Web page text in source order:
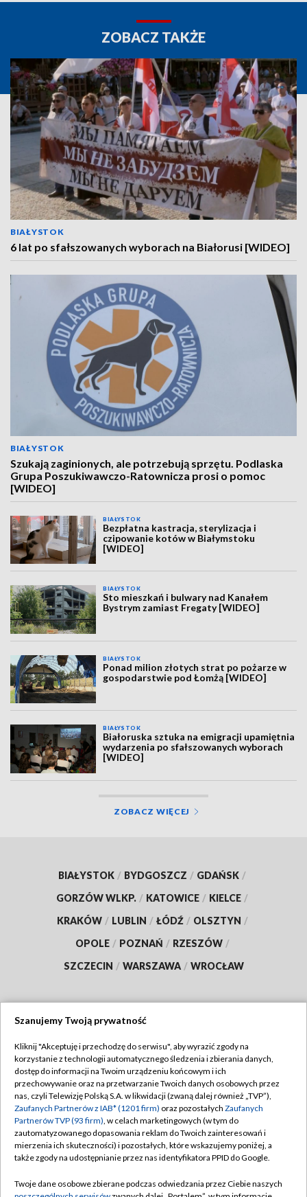
ZOBACZ TAKŻE
BIAŁYSTOK
6 lat po sfałszowanych wyborach na Białorusi [WIDEO]
BIAŁYSTOK
Szukają zaginionych, ale potrzebują sprzętu. Podlaska
Grupa Poszukiwawczo-Ratownicza prosi o pomoc
[WIDEO]
BIAŁYSTOK
Bezpłatna kastracja, sterylizacja i
czipowanie kotów w Białymstoku
[WIDEO]
BIAŁYSTOK
Sto mieszkań i bulwary nad Kanałem
Bystrym zamiast Fregaty [WIDEO]
BIAŁYSTOK
Ponad milion złotych strat po pożarze w
gospodarstwie pod Łomżą [WIDEO]
BIAŁYSTOK
Białoruska sztuka na emigracji upamiętnia
wydarzenia po sfałszowanych wyborach
[WIDEO]
ZOBACZ WIĘCEJ
BIAŁYSTOK / BYDGOSZCZ / GDAŃSK /
GORZÓW WLKP. / KATOWICE / KIELCE /
KRAKÓW / LUBLIN / ŁÓDŹ / OLSZTYN /
OPOLE / POZNAŃ / RZESZÓW /
SZCZECIN / WARSZAWA / WROCŁAW
TVP
Abonament TVP
Emisja w TVP
Centrum informacji TVP
Naziemna Telewizja Cyfrowa
Rada Programowa
Regulamin TVP
Polityka prywatności
Moje zgody
Pomoc
Szanujemy Twoją prywatność
Kliknij "Akceptuję i przechodzę do serwisu", aby wyrazić zgody na
korzystanie z technologii automatycznego śledzenia i zbierania danych,
dostęp do informacji na Twoim urządzeniu końcowym i ich
przechowywanie oraz na przetwarzanie Twoich danych osobowych przez
nas, czyli Telewizję Polską S.A. w likwidacji (zwaną dalej również „TVP”),
Zaufanych Partnerów z IAB* (1201 firm) oraz pozostałych Zaufanych
Partnerów TVP (93 firm), w celach marketingowych (w tym do
zautomatyzowanego dopasowania reklam do Twoich zainteresowań i
mierzenia ich skuteczności) i pozostałych, które wskazujemy poniżej, a
także zgody na udostępnianie przez nas identyfikatora PPID do Google.
Twoje dane osobowe zbierane podczas odwiedzania przez Ciebie naszych